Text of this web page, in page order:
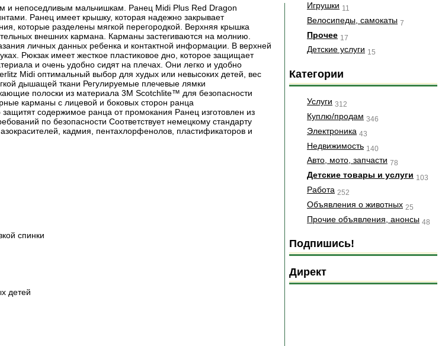
и непоседливым мальчишкам. Ранец Midi Plus Red Dragon
Ранец имеет крышку, которая надежно закрывает
которые разделены мягкой перегородкой. Верхняя крышка
внешних кармана. Карманы застегиваются на молнию.
личных данных ребенка и контактной информации. В верхней
Рюкзак имеет жесткое пластиковое дно, которое защищает
и очень удобно сидят на плечах. Они легко и удобно
Midi оптимальный выбор для худых или невысоких детей, вес
дышащей ткани Регулируемые плечевые лямки
полоски из материала 3M Scotchlite™ для безопасности
карманы с лицевой и боковых сторон ранца
содержимое ранца от промокания Ранец изготовлен из
по безопасности Соответствует немецкому стандарту
кадмия, пентахлорфенолов, пластификаторов и
спинки
детей
Игрушки 11
Велосипеды, самокаты 7
Прочее 17
Детские услуги 15
Категории
Услуги 312
Куплю/продам 346
Электроника 43
Недвижимость 140
Авто, мото, запчасти 78
Детские товары и услуги 103
Работа 252
Объявления о животных 25
Прочие объявления, анонсы 48
Подпишись!
Директ